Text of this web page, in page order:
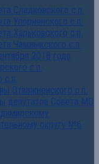
Сладковского с.п.
Упорненского с.п.
Харьковского с.п.
Чамлыкского с.п.
2018 года
с.п.
с.п.
Отважненского с.п.
депутатов Совета МО
округу №6